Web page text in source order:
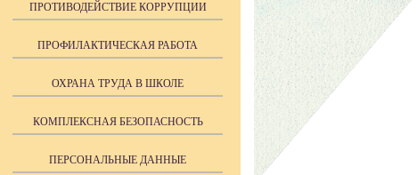
ПРОТИВОДЕЙСТВИЕ КОРРУПЦИИ
ПРОФИЛАКТИЧЕСКАЯ РАБОТА
ОХРАНА ТРУДА В ШКОЛЕ
КОМПЛЕКСНАЯ БЕЗОПАСНОСТЬ
ПЕРСОНАЛЬНЫЕ ДАННЫЕ